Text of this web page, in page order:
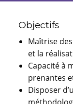
Objectifs
Maîtrise
et la
Capacité à
prenantes
Disposer